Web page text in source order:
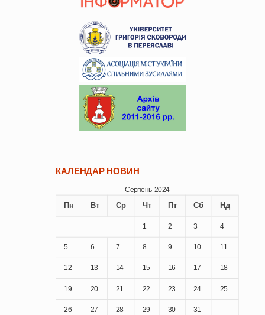
КАЛЕНДАР НОВИН
Серпень 2024
Пн Вт Ср Чт Пт Сб Нд
1 2 3 4
5 6 7 8 9 10 11
12 13 14 15 16 17 18
19 20 21 22 23 24 25
26 27 28 29 30 31